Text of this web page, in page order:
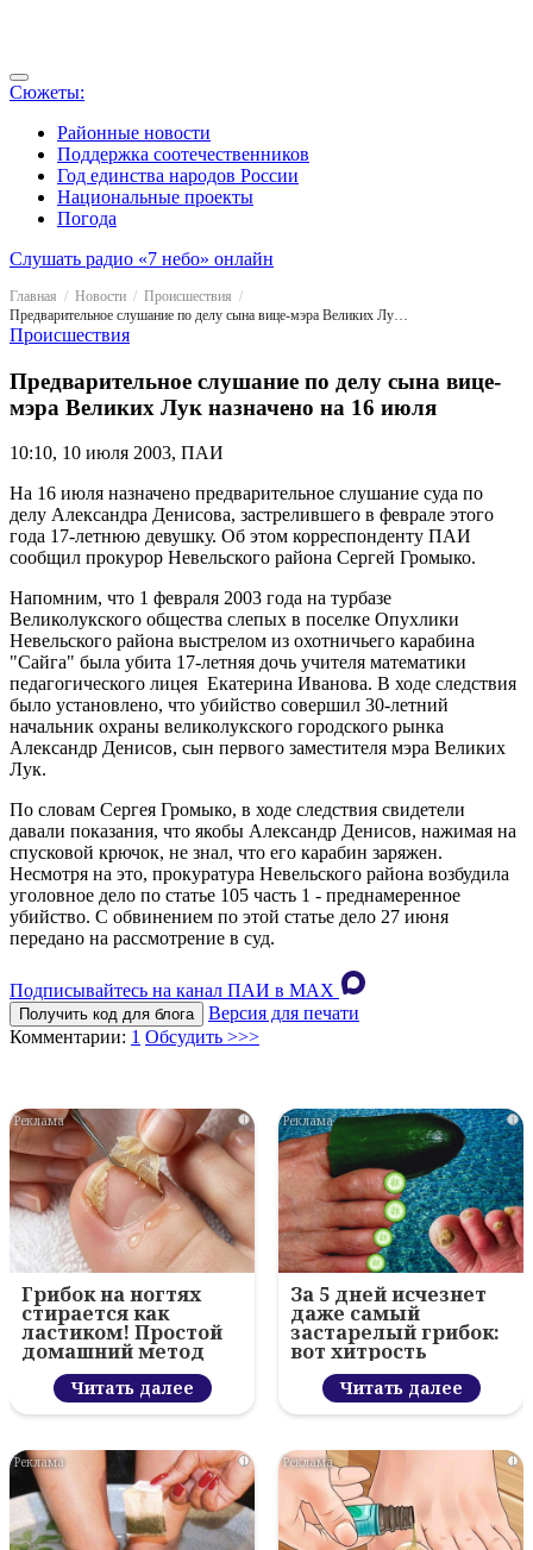
Сюжеты:
Районные новости
Поддержка соотечественников
Год единства народов России
Национальные проекты
Погода
Слушать радио «7 небо» онлайн
Главная Новости
Происшествия
Предварительное слушание по делу сына вице-мэра Великих Лук назначено на 16 июля
Происшествия
Предварительное слушание по делу сына вице-
мэра Великих Лук назначено на 16 июля
10:10, 10 июля 2003, ПАИ
На 16 июля назначено предварительное слушание суда по
делу Александра Денисова, застрелившего в феврале этого
года 17-летнюю девушку. Об этом корреспонденту ПАИ
сообщил прокурор Невельского района Сергей Громыко.
Напомним, что 1 февраля 2003 года на турбазе
Великолукского общества слепых в поселке Опухлики
Невельского района выстрелом из охотничьего карабина
"Сайга" была убита 17-летняя дочь учителя математики
педагогического лицея Екатерина Иванова. В ходе следствия
было установлено, что убийство совершил 30-летний
начальник охраны великолукского городского рынка
Александр Денисов, сын первого заместителя мэра Великих
Лук.
По словам Сергея Громыко, в ходе следствия свидетели
давали показания, что якобы Александр Денисов, нажимая на
спусковой крючок, не знал, что его карабин заряжен.
Несмотря на это, прокуратура Невельского района возбудила
уголовное дело по статье 105 часть 1 - преднамеренное
убийство. С обвинением по этой статье дело 27 июня
передано на рассмотрение в суд.
Подписывайтесь на канал ПАИ в MAХ
Получить код для блога
Версия для печати
Комментарии: 1 Обсудить >>>
i
Грибок на ногтях
стирается как
ластиком! Простой
домашний метод
Читать далее
i
За 5 дней исчезнет
даже самый
застарелый грибок:
вот хитрость
Читать далее
i i